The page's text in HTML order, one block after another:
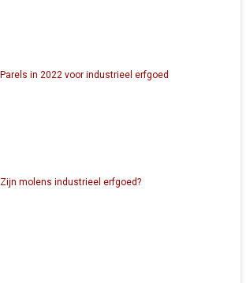
Parels in 2022 voor industrieel erfgoed
Zijn molens industrieel erfgoed?